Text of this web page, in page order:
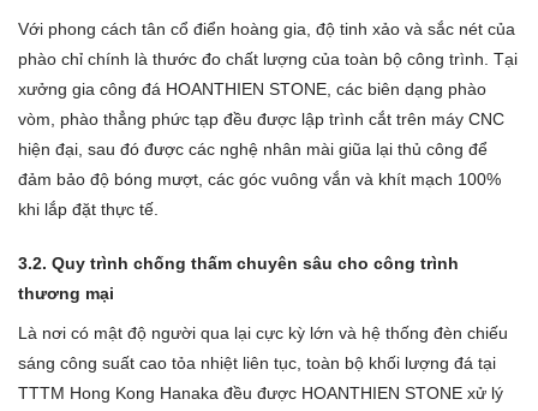
Với phong cách tân cổ điển hoàng gia, độ tinh xảo và sắc nét của
phào chỉ chính là thước đo chất lượng của toàn bộ công trình. Tại
xưởng gia công đá HOANTHIEN STONE, các biên dạng phào
vòm, phào thẳng phức tạp đều được lập trình cắt trên máy CNC
hiện đại, sau đó được các nghệ nhân mài giũa lại thủ công để
đảm bảo độ bóng mượt, các góc vuông vắn và khít mạch 100%
khi lắp đặt thực tế.
3.2. Quy trình chống thấm chuyên sâu cho công trình
thương mại
Là nơi có mật độ người qua lại cực kỳ lớn và hệ thống đèn chiếu
sáng công suất cao tỏa nhiệt liên tục, toàn bộ khối lượng đá tại
TTTM Hong Kong Hanaka đều được HOANTHIEN STONE xử lý